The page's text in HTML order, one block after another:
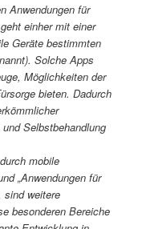
Anwendungen für
einher mit einer
Geräte bestimmten
Solche Apps
Möglichkeiten der
bieten. Dadurch
Selbstbehandlung
mobile
„Anwendungen für
sind weitere
besonderen Bereiche